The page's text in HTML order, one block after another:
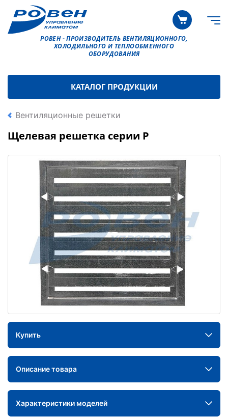
РОВЕН - ПРОИЗВОДИТЕЛЬ ВЕНТИЛЯЦИОННОГО,
ХОЛОДИЛЬНОГО И ТЕПЛООБМЕННОГО
ОБОРУДОВАНИЯ
КАТАЛОГ ПРОДУКЦИИ
Вентиляционные решетки
Щелевая решетка серии Р
Купить
Описание товара
Характеристики моделей